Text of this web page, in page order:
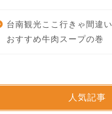
台南観光ここ行きゃ間違
おすすめ牛肉スープの巻
人気記事